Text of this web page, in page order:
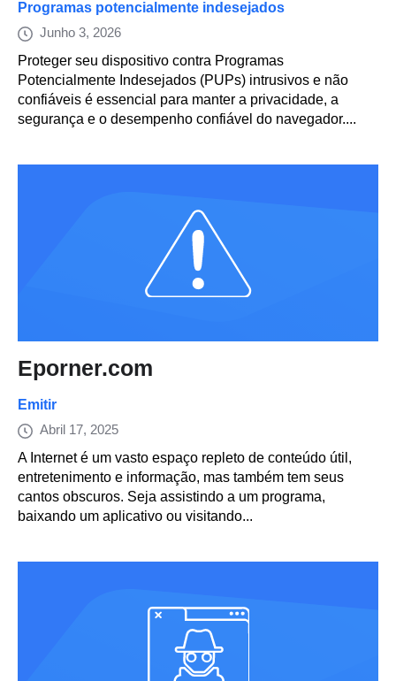
Programas potencialmente indesejados
Junho 3, 2026
Proteger seu dispositivo contra Programas
Potencialmente Indesejados (PUPs) intrusivos e não
confiáveis é essencial para manter a privacidade, a
segurança e o desempenho confiável do navegador....
Eporner.com
Emitir
Abril 17, 2025
A Internet é um vasto espaço repleto de conteúdo útil,
entretenimento e informação, mas também tem seus
cantos obscuros. Seja assistindo a um programa,
baixando um aplicativo ou visitando...